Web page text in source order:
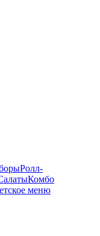
Ролл-
Комбо
меню